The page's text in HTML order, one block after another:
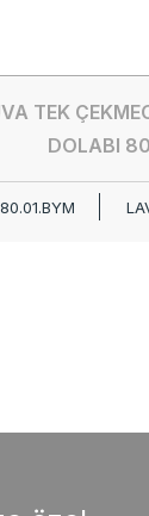
TEK
DOLABI